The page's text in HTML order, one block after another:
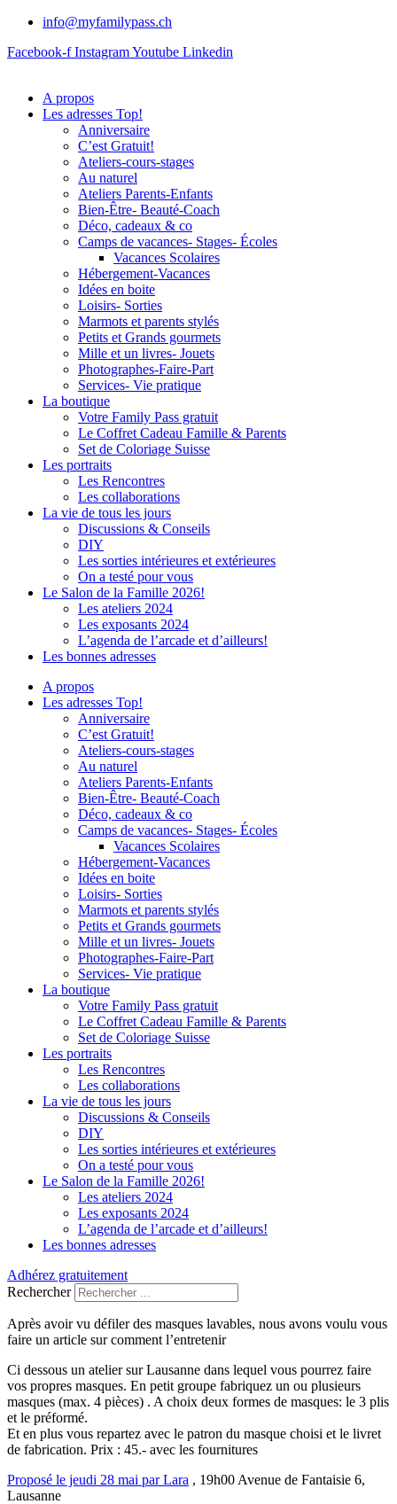
info@myfamilypass.ch
Facebook-f InstagramYoutube Linkedin
A propos
Les adresses Top!
Anniversaire
C’est Gratuit!
Ateliers-cours-stages
Au naturel
Ateliers Parents-Enfants
Bien-Être- Beauté-Coach
Déco, cadeaux & co
Camps de vacances- Stages- Écoles
Vacances Scolaires
Hébergement-Vacances
Idées en boite
Loisirs- Sorties
Marmots et parents stylés
Petits et Grands gourmets
Mille et un livres- Jouets
Photographes-Faire-Part
Services- Vie pratique
La boutique
Votre Family Pass gratuit
Le Coffret Cadeau Famille & Parents
Set de Coloriage Suisse
Les portraits
Les Rencontres
Les collaborations
La vie de tous les jours
Discussions & Conseils
DIY
Les sorties intérieures et extérieures
On a testé pour vous
Le Salon de la Famille 2026!
Les ateliers 2024
Les exposants 2024
L’agenda de l’arcade et d’ailleurs!
Les bonnes adresses
A propos
Les adresses Top!
Anniversaire
C’est Gratuit!
Ateliers-cours-stages
Au naturel
Ateliers Parents-Enfants
Bien-Être- Beauté-Coach
Déco, cadeaux & co
Camps de vacances- Stages- Écoles
Vacances Scolaires
Hébergement-Vacances
Idées en boite
Loisirs- Sorties
Marmots et parents stylés
Petits et Grands gourmets
Mille et un livres- Jouets
Photographes-Faire-Part
Services- Vie pratique
La boutique
Votre Family Pass gratuit
Le Coffret Cadeau Famille & Parents
Set de Coloriage Suisse
Les portraits
Les Rencontres
Les collaborations
La vie de tous les jours
Discussions & Conseils
DIY
Les sorties intérieures et extérieures
On a testé pour vous
Le Salon de la Famille 2026!
Les ateliers 2024
Les exposants 2024
L’agenda de l’arcade et d’ailleurs!
Les bonnes adresses
Adhérez gratuitement
Rechercher
Après avoir vu défiler des masques lavables, nous avons voulu vous
faire un article sur comment l’entretenir
Ci dessous un atelier sur Lausanne dans lequel vous pourrez faire
vos propres masques. En petit groupe fabriquez un ou plusieurs
masques (max. 4 pièces) . A choix deux formes de masques: le 3 plis
et le préformé.
Et en plus vous repartez avec le patron du masque choisi et le livret
de fabrication. Prix : 45.- avec les fournitures
Proposé le jeudi 28 mai par Lara , 19h00 Avenue de Fantaisie 6,
Lausanne